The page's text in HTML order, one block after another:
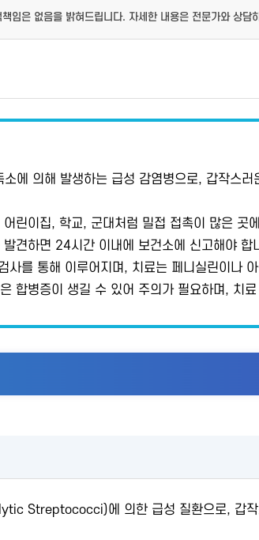
임은 없음을 밝혀드립니다. 자세한 내용은 전문가와 상담
에 의해 발생하는 급성 감염병으로, 갑작스
린이집, 학교, 군대처럼 밀접 접촉이 많은 곳
견하면 24시간 이내에 보건소에 신고해야 합
를 통해 이루어지며, 치료는 페니실린이나
합병증이 생길 수 있어 주의가 필요하며, 치
Streptococci)에 의한 급성 질환으로, 갑